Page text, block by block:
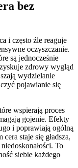
bez
i często źle reaguje
oczyszczanie.
są jednocześnie
zdrowy wygląd
wydzielanie
pojawianie się
wspierają proces
gojenie. Efekty
i poprawiają ogólną
staje się gładsza,
To
siebie każdego